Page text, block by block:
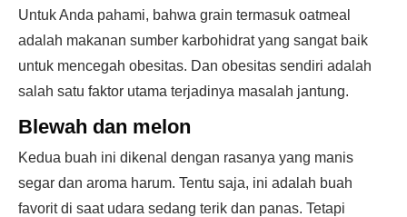
Untuk Anda pahami, bahwa grain termasuk oatmeal
adalah makanan sumber karbohidrat yang sangat baik
untuk mencegah obesitas. Dan obesitas sendiri adalah
salah satu faktor utama terjadinya masalah jantung.
Blewah dan melon
Kedua buah ini dikenal dengan rasanya yang manis
segar dan aroma harum. Tentu saja, ini adalah buah
favorit di saat udara sedang terik dan panas. Tetapi